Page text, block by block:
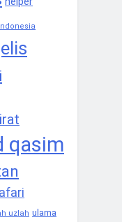
qasim
uzlah ulama